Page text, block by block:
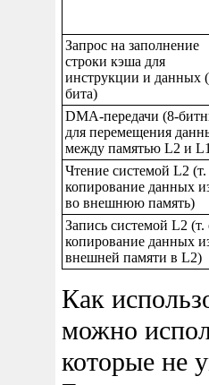
Запрос на заполнение
строки кэша для
инструкции и данных
бита)
DMA-передачи (8-
для перемещения
между памятью L2 и
Чтение системой L2 (т.
копирование данных
во внешнюю память)
Запись системой L2 (т.
копирование данных
внешней памяти в L2)
Как
можно
которые не